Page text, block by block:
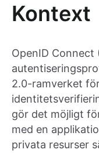
Kontext
OpenID
2.0-ramverket
gör det möjligt
med en
privata resurser